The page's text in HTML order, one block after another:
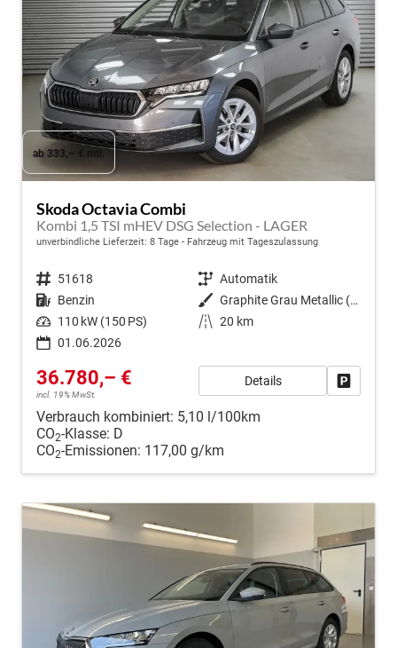
ab 333,– € mtl.
Skoda Octavia Combi
Kombi 1,5 TSI mHEV DSG Selection - LAGER
unverbindliche Lieferzeit: 8 Tage Fahrzeug mit Tageszulassung
Fahrzeugnr. 51618 Getriebe Automatik
Kraftstoff Benzin Außenfarbe
Graphite Grau Metallic (5X)
Leistung 110 kW (150 PS) Kilometerstand 20 km
01.06.2026
36.780,– €
incl. 19% MwSt.
Details
Verbrauch kombiniert: 5,10 l/100km
CO2-Klasse: D
CO2-Emissionen: 117,00 g/km